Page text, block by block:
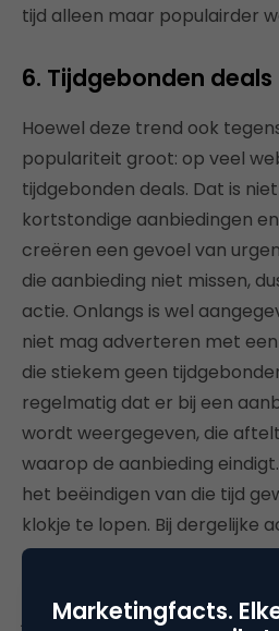
tijd alleen maar populairder
6. Tijdgebonden deals
Hoewel deze trend ook
populariteit groot: op veel
tijdgebonden deals. Dat is
kortstondige aanbiedingen
creëren een gevoel van
die aanbieding niet missen,
actie. Onlangs is wel
niet mag adverteren met
die stiekem geen
regelmatig dat er bij een
wordt weergegeven, die
waarop de aanbieding
het beëindigen van die tijd
klokje te lopen. Bij dergelijke
misbruik gemaakt van dat
bij de koper ontstaat.
juiste manier wordt ingezet,
Marketingfacts.